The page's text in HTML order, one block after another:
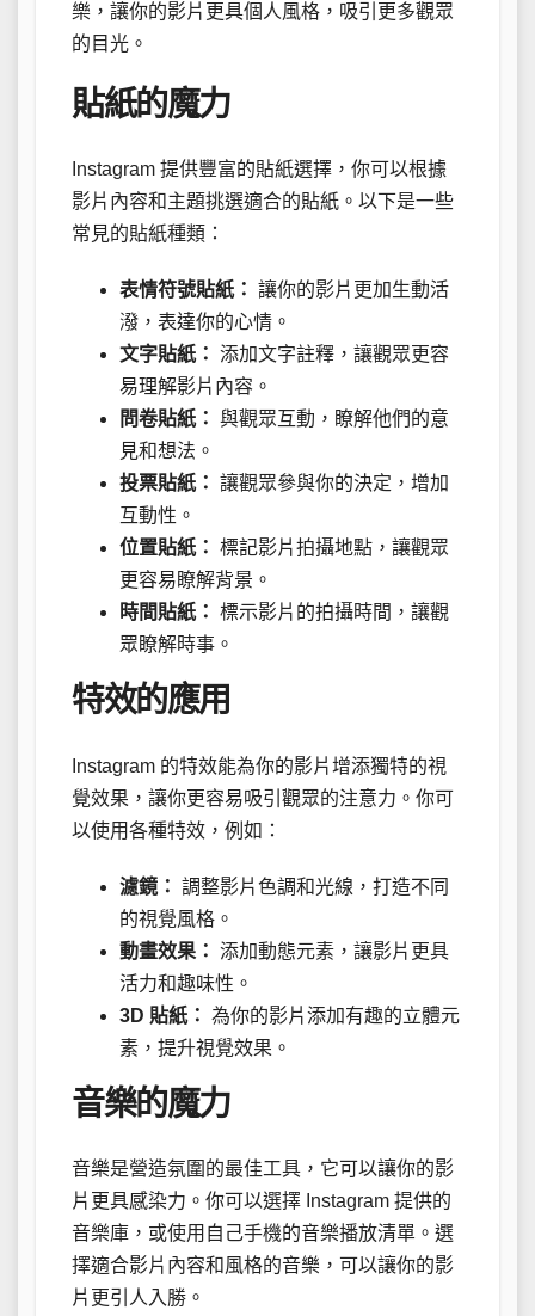
樂，讓你的影片更具個人風格，吸引更多觀眾
的目光。
貼紙的魔力
Instagram 提供豐富的貼紙選擇，你可以根據
影片內容和主題挑選適合的貼紙。以下是一些
常見的貼紙種類：
表情符號貼紙： 讓你的影片更加生動活
潑，表達你的心情。
文字貼紙： 添加文字註釋，讓觀眾更容
易理解影片內容。
問卷貼紙： 與觀眾互動，瞭解他們的意
見和想法。
投票貼紙： 讓觀眾參與你的決定，增加
互動性。
位置貼紙： 標記影片拍攝地點，讓觀眾
更容易瞭解背景。
時間貼紙： 標示影片的拍攝時間，讓觀
眾瞭解時事。
特效的應用
Instagram 的特效能為你的影片增添獨特的視
覺效果，讓你更容易吸引觀眾的注意力。你可
以使用各種特效，例如：
濾鏡： 調整影片色調和光線，打造不同
的視覺風格。
動畫效果： 添加動態元素，讓影片更具
活力和趣味性。
3D 貼紙： 為你的影片添加有趣的立體元
素，提升視覺效果。
音樂的魔力
音樂是營造氛圍的最佳工具，它可以讓你的影
片更具感染力。你可以選擇 Instagram 提供的
音樂庫，或使用自己手機的音樂播放清單。選
擇適合影片內容和風格的音樂，可以讓你的影
片更引人入勝。